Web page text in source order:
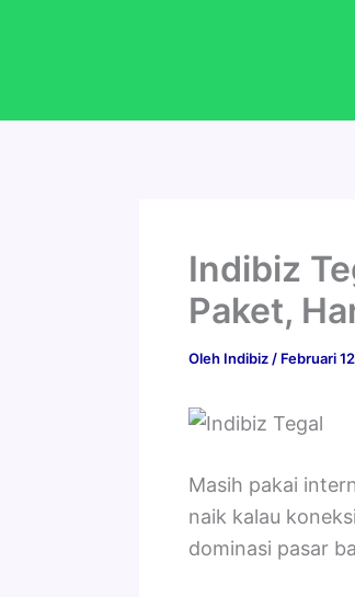
Indibiz
Paket,
Oleh Indibiz / Februari
Masih pakai
naik kalau
dominasi pasar